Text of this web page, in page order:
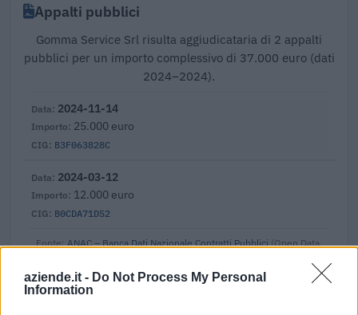
aziende.it - Do Not Process My Personal
Information
Appalti pubblici
Gomma Service Srl risulta aggiudicataria di 2 appalti
pubblici per un importo complessivo di 37.000 euro (dati
2024–2024).
B3F063828C
2024-11-14
25.000 euro
B0CDA71D52
2024-03-12
12.000 euro
Fonte: ANAC – Banca Dati Nazionale Contratti Pubblici (Open Data,